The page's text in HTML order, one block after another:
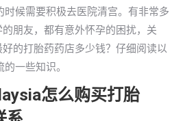
时候需要积极去医院清宫。有非常多
朋友，都有意外怀孕的困扰，关
的打胎药药店多少钱？仔细阅读以
一些知识。
怎么购买打胎